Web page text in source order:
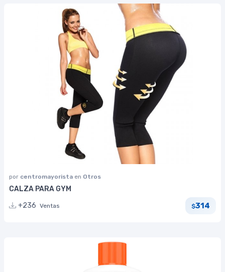
por centromayorista en Otros
CALZA PARA GYM
+236 Ventas $314